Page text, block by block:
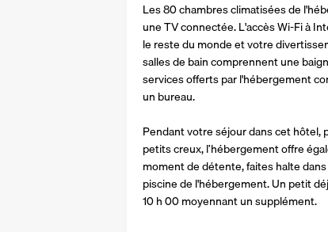
Les 80 chambres climatisées de
une TV connectée. L'accès Wi-Fi à
le reste du monde et votre
salles de bain comprennent une
services offerts par l'hébergement
un bureau.
Pendant votre séjour dans cet hôtel,
petits creux, l’hébergement offre
moment de détente, faites halte
piscine de l'hébergement. Un petit
10 h 00 moyennant un supplément.